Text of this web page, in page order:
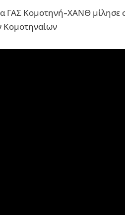
ΓΑΣ Κομοτηνή-ΧΑΝΘ μίλησε
Κομοτηναίων